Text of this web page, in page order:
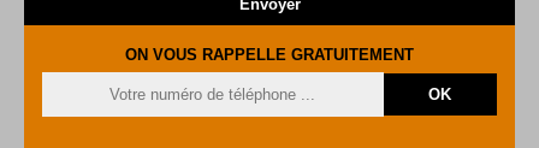
ON VOUS RAPPELLE GRATUITEMENT